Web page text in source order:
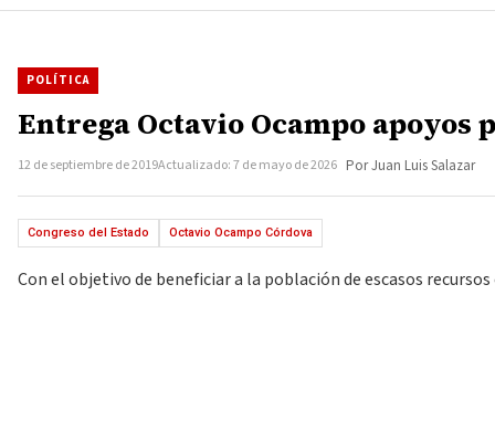
POLÍTICA
Entrega Octavio Ocampo apoyos
12 de septiembre de 2019Actualizado: 7 de mayo de 2026 Por Juan Luis Salazar
Congreso del Estado Octavio Ocampo Córdova
Con el objetivo de beneficiar a la población de escasos